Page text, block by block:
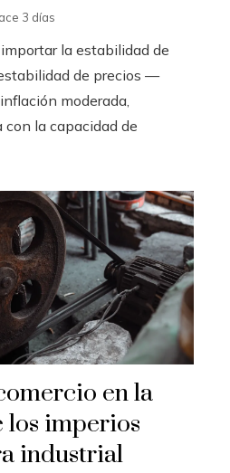
3 días
la estabilidad de
de precios —
moderada,
la capacidad de
en la
los imperios
industrial